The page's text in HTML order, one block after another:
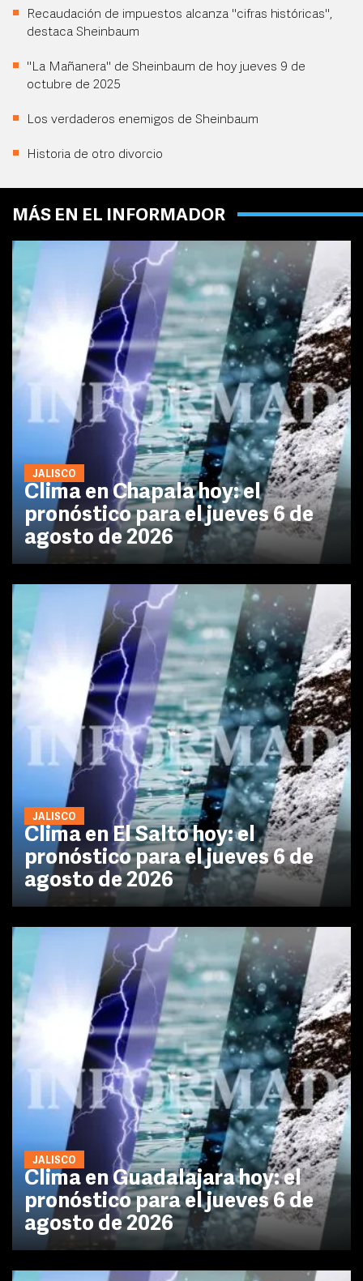
Recaudación de impuestos alcanza "cifras históricas",
destaca Sheinbaum
"La Mañanera" de Sheinbaum de hoy jueves 9 de
octubre de 2025
Los verdaderos enemigos de Sheinbaum
Historia de otro divorcio
MÁS EN EL INFORMADOR
JALISCO
Clima en Chapala hoy: el
pronóstico para el jueves 6 de
agosto de 2026
JALISCO
Clima en El Salto hoy: el
pronóstico para el jueves 6 de
agosto de 2026
JALISCO
Clima en Guadalajara hoy: el
pronóstico para el jueves 6 de
agosto de 2026